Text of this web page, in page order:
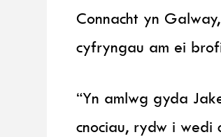
Connacht yn
cyfryngau am ei
“Yn amlwg gyda
cnociau, rydw i